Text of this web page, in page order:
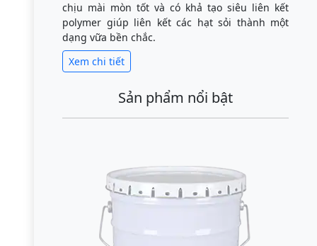
chịu mài mòn tốt và có khả tạo siêu liên kết
polymer giúp liên kết các hạt sỏi thành một
dạng vữa bền chắc.
Xem chi tiết
Sản phẩm nổi bật